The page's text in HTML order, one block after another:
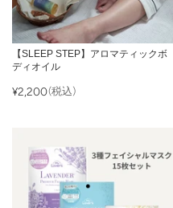
【SLEEP STEP】アロマティックボ
ディオイル
¥2,200(税込)